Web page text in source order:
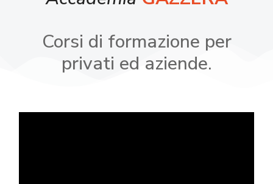
Corsi di formazione per
privati ed aziende.